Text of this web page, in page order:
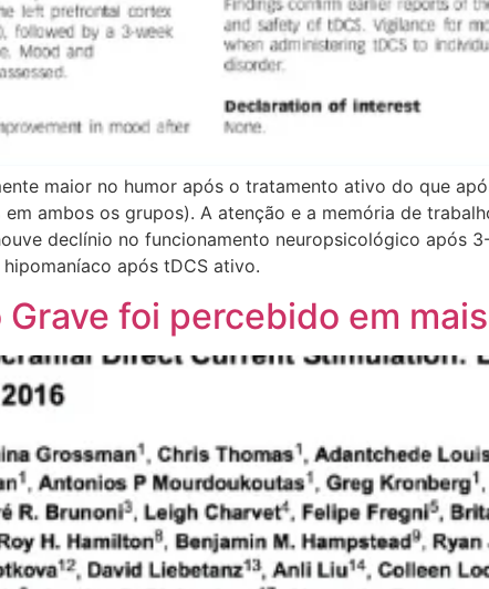
maior no humor após o tratamento ativo do que
ambos os grupos). A atenção e a memória de
declínio no funcionamento neuropsicológico após
após tDCS ativo.
foi percebido em